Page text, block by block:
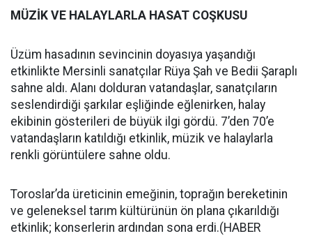
MÜZİK VE HALAYLARLA HASAT COŞKUSU
Üzüm hasadının sevincinin doyasıya yaşandığı
etkinlikte Mersinli sanatçılar Rüya Şah ve Bedii Şaraplı
sahne aldı. Alanı dolduran vatandaşlar, sanatçıların
seslendirdiği şarkılar eşliğinde eğlenirken, halay
ekibinin gösterileri de büyük ilgi gördü. 7’den 70’e
vatandaşların katıldığı etkinlik, müzik ve halaylarla
renkli görüntülere sahne oldu.
Toroslar’da üreticinin emeğinin, toprağın bereketinin
ve geleneksel tarım kültürünün ön plana çıkarıldığı
etkinlik; konserlerin ardından sona erdi.(HABER